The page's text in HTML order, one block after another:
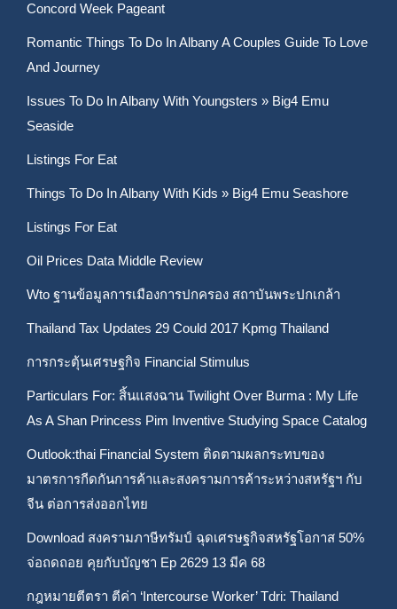
Concord Week Pageant
Romantic Things To Do In Albany A Couples Guide To Love
And Journey
Issues To Do In Albany With Youngsters » Big4 Emu
Seaside
Listings For Eat
Things To Do In Albany With Kids » Big4 Emu Seashore
Listings For Eat
Oil Prices Data Middle Review
Wto ฐานข้อมูลการเมืองการปกครอง สถาบันพระปกเกล้า
Thailand Tax Updates 29 Could 2017 Kpmg Thailand
การกระตุ้นเศรษฐกิจ Financial Stimulus
Particulars For: สิ้นแสงฉาน Twilight Over Burma : My Life
As A Shan Princess Pim Inventive Studying Space Catalog
Outlook:thai Financial System ติดตามผลกระทบของ
มาตรการกีดกันการค้าและสงครามการค้าระหว่างสหรัฐฯ กับ
จีน ต่อการส่งออกไทย
Download สงครามภาษีทรัมป์ ฉุดเศรษฐกิจสหรัฐโอกาส 50%
จ่อถดถอย คุยกับบัญชา Ep 2629 13 มีค 68
กฎหมายตีตรา ตีค่า ‘Intercourse Worker’ Tdri: Thailand